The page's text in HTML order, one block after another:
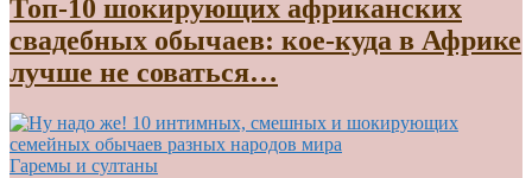
Топ-10 шокирующих африканских
свадебных обычаев: кое-куда в Африке
лучше не соваться…
Гаремы и султаны